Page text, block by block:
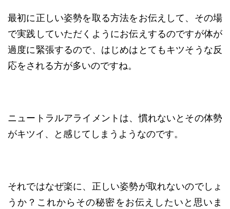
最初に正しい姿勢を取る方法をお伝えして、その場
で実践していただくようにお伝えするのですが体が
過度に緊張するので、はじめはとてもキツそうな反
応をされる方が多いのですね。
ニュートラルアライメントは、慣れないとその体勢
がキツイ、と感じてしまうようなのです。
それではなぜ楽に、正しい姿勢が取れないのでしょ
うか？これからその秘密をお伝えしたいと思いま